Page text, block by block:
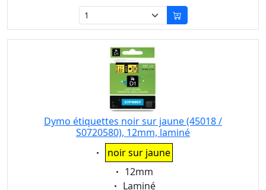
Dymo étiquettes noir sur jaune (45018 /
S0720580), 12mm, laminé
Eigenschaft:
noir sur jaune
Eigenschaft:
12mm
Eigenschaft:
Laminé